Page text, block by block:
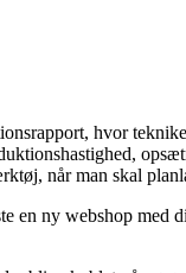
hvor
når man skal
en ny webshop